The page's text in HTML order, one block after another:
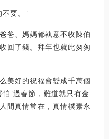
要。”
爸、媽媽都執意不收陳伯
回了錢。拜年也就此匆匆
美好的祝福會變成千萬個
”過春節，難道就只有金
間真情常在，真情樸素永